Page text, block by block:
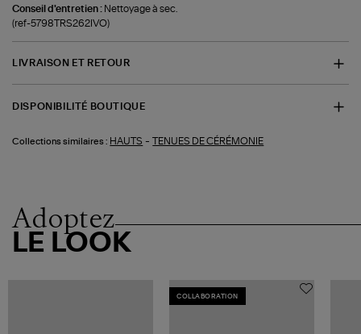
Conseil d'entretien : Nettoyage à sec.
(ref-5798TRS262IVO)
LIVRAISON ET RETOUR
DISPONIBILITÉ BOUTIQUE
Collections similaires : HAUTS - TENUES DE CÉRÉMONIE
Adoptez
LE LOOK
COLLABORATION